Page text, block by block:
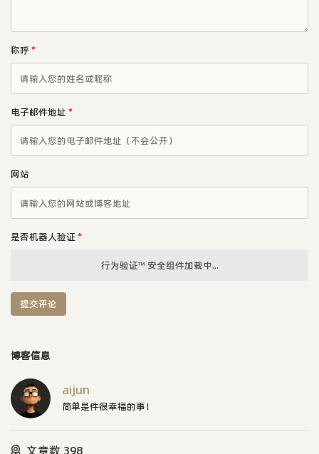
称呼*
电子邮件地址 *
网站
是否机器人验证 *
行为验证™ 安全组件加载中...
提交评论
博客信息
aijun
简单是件很幸福的事！
文章数 398